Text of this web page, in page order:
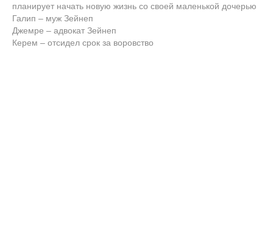
планирует начать новую жизнь со своей маленькой дочерью
Галип – муж Зейнеп
Джемре – адвокат Зейнеп
Керем – отсидел срок за воровство